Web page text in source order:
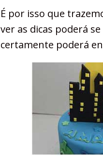
É por isso que
ver as dicas poderá
certamente poderá